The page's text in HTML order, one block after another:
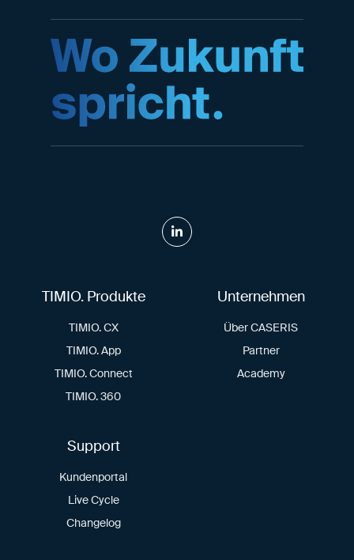
TIMIO. Produkte
TIMIO. CX
TIMIO. App
TIMIO. Connect
TIMIO. 360
Unternehmen
Über CASERIS
Partner
Academy
Support
Kundenportal
Live Cycle
Changelog